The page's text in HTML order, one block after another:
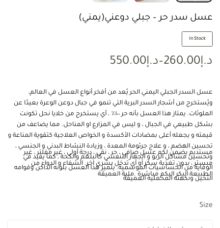
عسل سدر حر – جبلي دوعني(يمني)
In Stock
د.إ260.00
–د.إ550.00
عسل السدر الجبلي اليمني الحر يُعد من أفخر أنواع العسل في العالم،
ويُستخرج من أشجار السدر البرية التي تنمو في جبال دوعن الوعرة بعيدًا عن
الملوثات. يمتاز هذا العسل بأنه حر ١٠٠٪؜ ، أي يستخرج من خلايا نحل تكونت
بشكل طبيعي في الجبال ، و ليس في المزارع او المناحل. مما يضاعف من
قيمته و يجعله أعلى بمضادات الأكسدة و الخواص العلاجية كتقوية المناعة و
تحسين الهضم ، و علاج جرثومة المعدة ، وزيادة النشاط البدني و الجنسي ،
وتحسين مشاكل الربو و الجهاز التنفسي كالبلغم والكحة ، كما يفيد في
الوقاية من الحساسيات الموسمية. يتميز هذا العسل بلونه الداكن وقوامه
الثخين ونكهته المخملية العميقة
مستديم يضمن لكم عسل صافي ، حر ، نقي ، درجة أولى ، غير مفلتر ، غير
مبستر ، بدون تغذية سكر أو أي تدخل بشري اخر. الشفاء و الدواء من
الطبيعة البكر اليكم مباشرة .ملية العميقة
Size